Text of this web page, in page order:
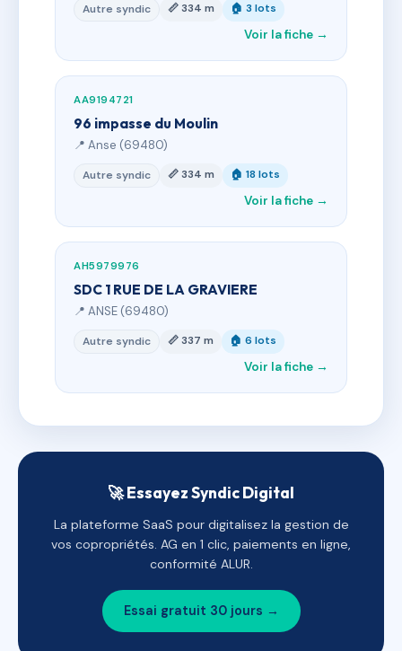
Autre syndic 📏 334 m 🏠 3 lots
Voir la fiche →
AA9194721
96 impasse du Moulin
📍 Anse (69480)
Autre syndic 📏 334 m 🏠 18 lots
Voir la fiche →
AH5979976
SDC 1 RUE DE LA GRAVIERE
📍 ANSE (69480)
Autre syndic 📏 337 m 🏠 6 lots
Voir la fiche →
🚀 Essayez Syndic Digital
La plateforme SaaS pour digitalisez la gestion de
vos copropriétés. AG en 1 clic, paiements en ligne,
conformité ALUR.
Essai gratuit 30 jours →